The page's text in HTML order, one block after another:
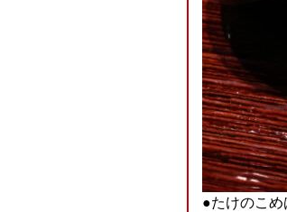
●たけのこ